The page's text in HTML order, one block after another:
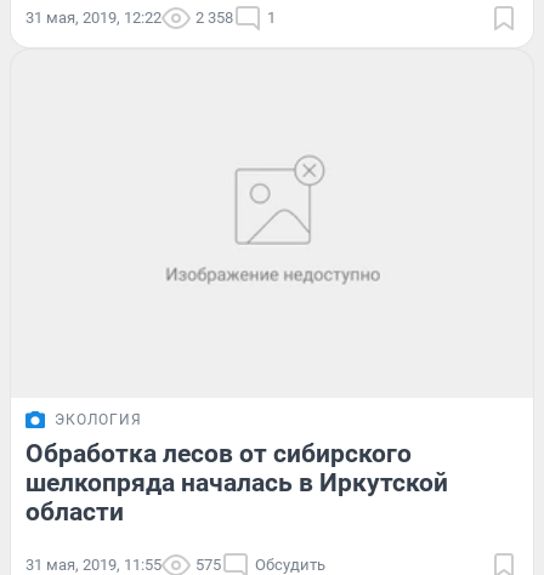
31 мая, 2019, 12:22 2 358 1
ЭКОЛОГИЯ
Обработка лесов от сибирского
шелкопряда началась в Иркутской
области
31 мая, 2019, 11:55 575 Обсудить